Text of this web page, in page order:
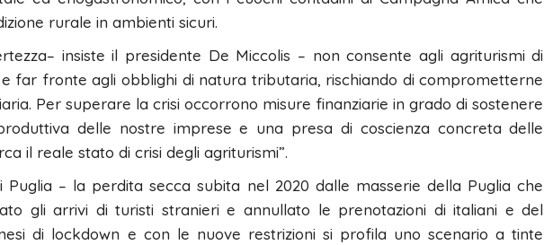
rurale in ambienti sicuri.
insiste il presidente De Miccolis – non consente agli agriturismi di
far fronte agli obblighi di natura tributaria, rischiando di comprometterne
Per superare la crisi occorrono misure finanziarie in grado di sostenere
delle nostre imprese e una presa di coscienza concreta delle
il reale stato di crisi degli agriturismi”.
Puglia – la perdita secca subita nel 2020 dalle masserie della Puglia che
gli arrivi di turisti stranieri e annullato le prenotazioni di italiani e del
di lockdown e con le nuove restrizioni si profila uno scenario a tinte